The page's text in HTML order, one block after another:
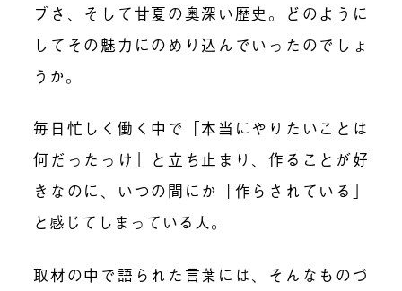
ブさ、そして甘夏の奥深い歴史。どのように
してその魅力にのめり込んでいったのでしょ
うか。
毎日忙しく働く中で「本当にやりたいことは
何だったっけ」と立ち止まり、作ることが好
きなのに、いつの間にか「作らされている」
と感じてしまっている人。
取材の中で語られた言葉には、そんなものづ